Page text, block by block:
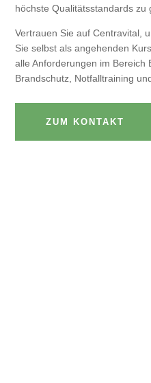
höchste Qualitätsstandards zu
Vertrauen Sie auf Centravital,
Sie selbst als angehenden
alle Anforderungen im Bereich
Brandschutz, Notfalltraining
ZUM KONTAKT